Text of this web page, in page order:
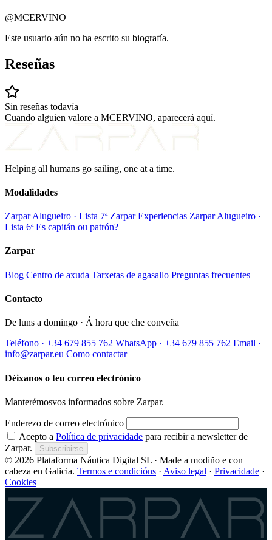
@MCERVINO
Este usuario aún no ha escrito su biografía.
Reseñas
Sin reseñas todavía
Cuando alguien valore a MCERVINO, aparecerá aquí.
Helping all humans go sailing, one at a time.
Modalidades
Zarpar Alugueiro · Lista 7ª Zarpar Experiencias Zarpar Alugueiro ·
Lista 6ª Es capitán ou patrón?
Zarpar
Blog Centro de axuda Tarxetas de agasallo Preguntas frecuentes
Contacto
De luns a domingo · Á hora que che conveña
Teléfono · +34 679 855 762 WhatsApp · +34 679 855 762 Email ·
info@zarpar.eu Como contactar
Déixanos o teu correo electrónico
Manterémosvos informados sobre Zarpar.
Enderezo de correo electrónico
Acepto a Política de privacidade para recibir a newsletter de
Zarpar.
Subscribirse
© 2026 Plataforma Náutica Digital SL · Made a modiño e con
cabeza en Galicia. Termos e condicións · Aviso legal · Privacidade ·
Cookies
Zarpar